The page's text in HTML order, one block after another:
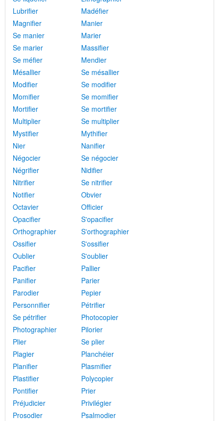
Lubrifier
Madéfier
Magnifier
Manier
Se manier
Marier
Se marier
Massifier
Se méfier
Mendier
Mésallier
Se mésallier
Modifier
Se modifier
Momifier
Se momifier
Mortifier
Se mortifier
Multiplier
Se multiplier
Mystifier
Mythifier
Nier
Nanifier
Négocier
Se négocier
Négrifier
Nidifier
Nitrifier
Se nitrifier
Notifier
Obvier
Octavier
Officier
Opacifier
S'opacifier
Orthographier
S'orthographier
Ossifier
S'ossifier
Oublier
S'oublier
Pacifier
Pallier
Panifier
Parier
Parodier
Pepier
Personnifier
Pétrifier
Se pétrifier
Photocopier
Photographier
Pilorier
Plier
Se plier
Plagier
Planchéier
Planifier
Plasmifier
Plastifier
Polycopier
Pontifier
Prier
Préjudicier
Privilégier
Prosodier
Psalmodier